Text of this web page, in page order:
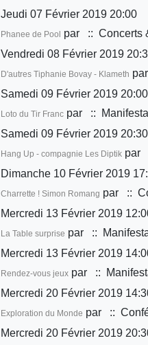
Jeudi 07 Février 2019 20:00
Phanee de Pool par
:: Concerts
Vendredi 08 Février 2019
D'autres Tiphanie Bovay - Klameth par
Samedi 09 Février 2019 20:00
Loto du Tir Francpar
::
Samedi 09 Février 2019 20:30
Hang Up - compagnie Les Diptikpar
Dimanche 10 Février 2019
Charrette ! Simon Romang par
::
Mercredi 13 Février 2019
La Table surprise par
::
Mercredi 13 Février 2019
Rendez-vous jeuxpar
::
Mercredi 20 Février 2019
Exploration du Monde par
::
Mercredi 20 Février 2019